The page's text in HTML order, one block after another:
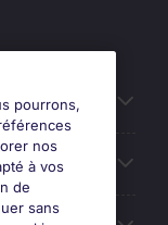
pourrons,
nos
à vos
de
sans